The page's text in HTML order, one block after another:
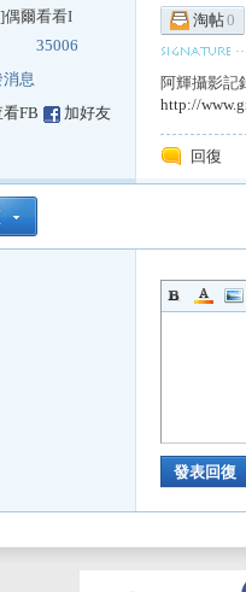
偶爾看看I
35006
消息
看FB
加好友
淘帖0
阿輝攝影記
http://
回復
發表回復